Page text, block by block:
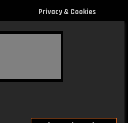
Privacy & Cookies